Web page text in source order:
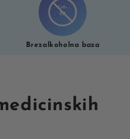
Brezalkoholna baza